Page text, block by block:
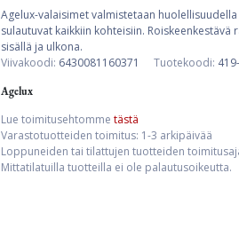
Agelux-valaisimet valmistetaan
sulautuvat kaikkiin kohteisiin.
sisällä ja ulkona.
Viivakoodi: 6430081160371 Tuotekoodi:
Agelux
Lue toimitusehtomme tästä
Varastotuotteiden toimitus: 1-3 arkipäivää
Loppuneiden tai tilattujen tuotteiden
Mittatilatuilla tuotteilla ei ole palautusoikeutta.